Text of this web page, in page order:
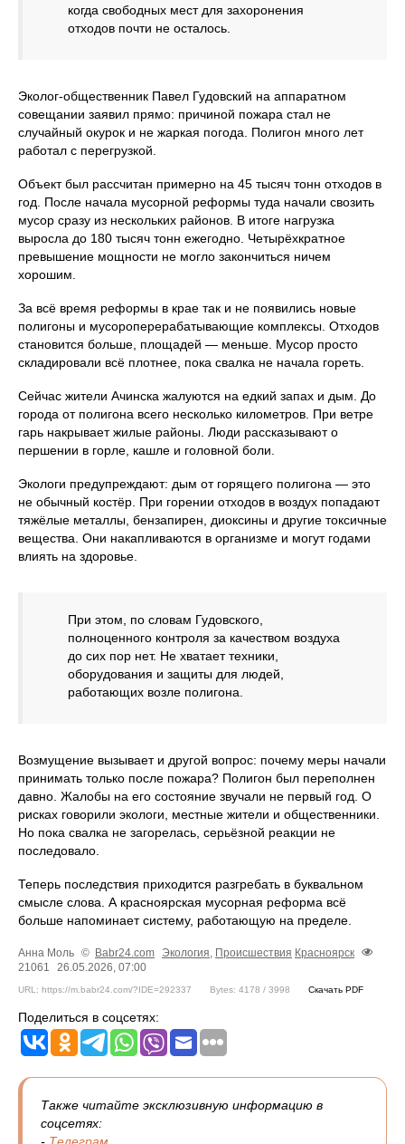
когда свободных мест для захоронения
отходов почти не осталось.
Эколог-общественник Павел Гудовский на аппаратном
совещании заявил прямо: причиной пожара стал не
случайный окурок и не жаркая погода. Полигон много лет
работал с перегрузкой.
Объект был рассчитан примерно на 45 тысяч тонн отходов в
год. После начала мусорной реформы туда начали свозить
мусор сразу из нескольких районов. В итоге нагрузка
выросла до 180 тысяч тонн ежегодно. Четырёхкратное
превышение мощности не могло закончиться ничем
хорошим.
За всё время реформы в крае так и не появились новые
полигоны и мусороперерабатывающие комплексы. Отходов
становится больше, площадей — меньше. Мусор просто
складировали всё плотнее, пока свалка не начала гореть.
Сейчас жители Ачинска жалуются на едкий запах и дым. До
города от полигона всего несколько километров. При ветре
гарь накрывает жилые районы. Люди рассказывают о
першении в горле, кашле и головной боли.
Экологи предупреждают: дым от горящего полигона — это
не обычный костёр. При горении отходов в воздух попадают
тяжёлые металлы, бензапирен, диоксины и другие токсичные
вещества. Они накапливаются в организме и могут годами
влиять на здоровье.
При этом, по словам Гудовского,
полноценного контроля за качеством воздуха
до сих пор нет. Не хватает техники,
оборудования и защиты для людей,
работающих возле полигона.
Возмущение вызывает и другой вопрос: почему меры начали
принимать только после пожара? Полигон был переполнен
давно. Жалобы на его состояние звучали не первый год. О
рисках говорили экологи, местные жители и общественники.
Но пока свалка не загорелась, серьёзной реакции не
последовало.
Теперь последствия приходится разгребать в буквальном
смысле слова. А красноярская мусорная реформа всё
больше напоминает систему, работающую на пределе.
Анна Моль © Babr24.com Экология, Происшествия Красноярск
21061
26.05.2026, 07:00
URL: https://m.babr24.com/?IDE=292337 Bytes: 4178 / 3998 Скачать PDF
Поделиться в соцсетях:
Также читайте эксклюзивную информацию в
соцсетях: